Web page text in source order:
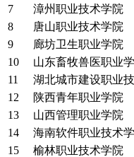
7
漳州职业技术学院
8
唐山职业技术学院
9
廊坊卫生职业学院
10
山东畜牧兽医职业
11
湖北城市建设职业
12
陕西青年职业学院
13
山西管理职业学院
14
海南软件职业技术
15
榆林职业技术学院